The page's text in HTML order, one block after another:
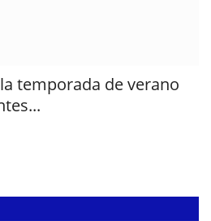
temporada de verano